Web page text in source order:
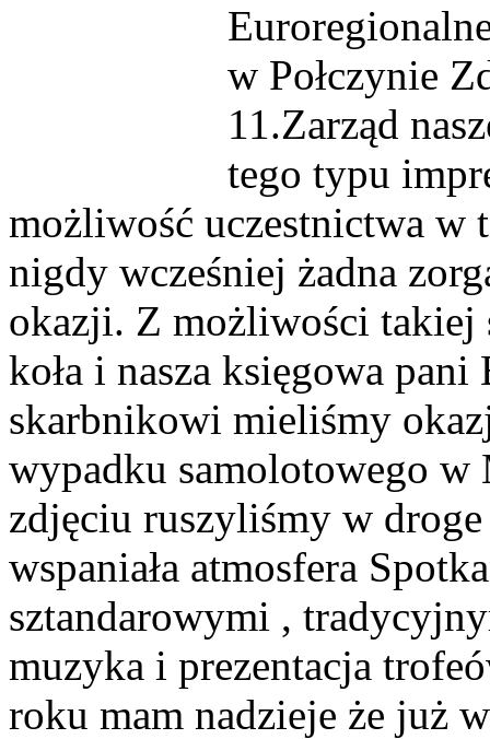
w Połczynie
11.Zarząd
tego typu
możliwość uczestnictwa w
nigdy wcześniej żadna
okazji. Z możliwości takiej
koła i nasza księgowa
skarbnikowi mieliśmy
wypadku samolotowego w
zdjęciu ruszyliśmy w droge
wspaniała atmosfera
sztandarowymi ,
muzyka i prezentacja
roku mam nadzieje że już